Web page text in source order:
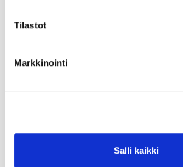
Tilastot
Markkinointi
Salli kaikki